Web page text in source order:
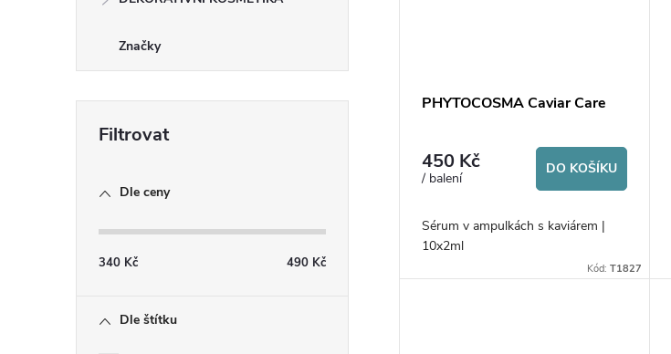
Značky
Dle ceny
340 Kč 490 Kč
Dle štítku
PHYTOCOSMA Caviar Care
450 Kč
/ balení
DO KOŠÍKU
Sérum v ampulkách s kaviárem |
10x2ml
Kód:T1827